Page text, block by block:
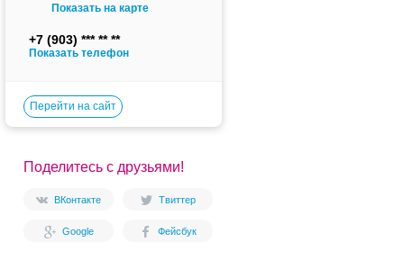
Показать на карте
+7 (903)
Показать телефон
Перейти на сайт
Поделитесь с друзьями!
ВКонтакте Твиттер
Google Фейсбук